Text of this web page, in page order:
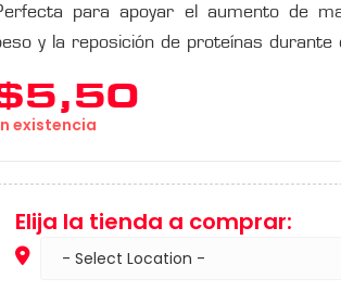
para apoyar el aumento de
y la reposición de proteínas durante
5,50
existencia
Elija la tienda a comprar: